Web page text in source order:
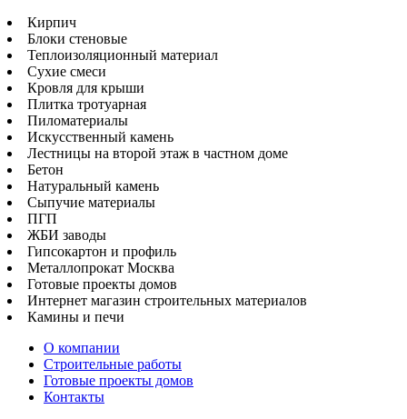
Кирпич
Блоки стеновые
Теплоизоляционный материал
Сухие смеси
Кровля для крыши
Плитка тротуарная
Пиломатериалы
Искусственный камень
Лестницы на второй этаж в частном доме
Бетон
Натуральный камень
Сыпучие материалы
ПГП
ЖБИ заводы
Гипсокартон и профиль
Металлопрокат Москва
Готовые проекты домов
Интернет магазин строительных материалов
Камины и печи
О компании
Строительные работы
Готовые проекты домов
Контакты